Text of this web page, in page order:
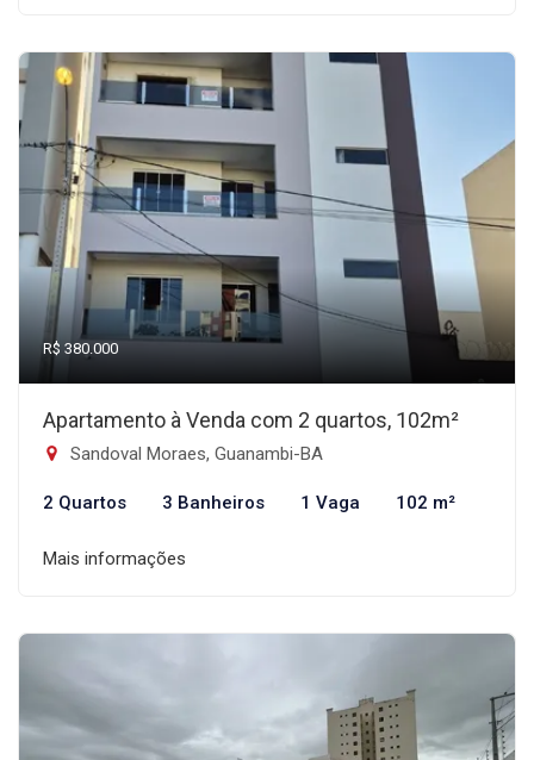
R$ 380.000
Apartamento à Venda com 2 quartos, 102m²
Sandoval Moraes, Guanambi-BA
2 Quartos 3 Banheiros 1 Vaga 102 m²
Mais informações